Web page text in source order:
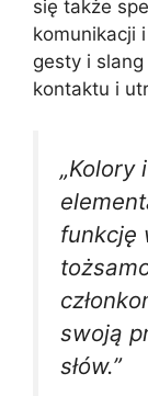
się także
komunikacji
gesty i
kontaktu i
„Kolory
funkcję
swoją
słów.”